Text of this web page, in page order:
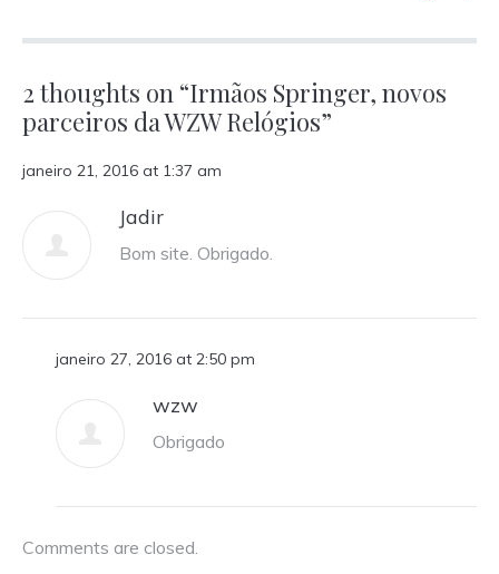
2 thoughts on “Irmãos Springer, novos
parceiros da WZW Relógios”
janeiro 21, 2016 at 1:37 am
Jadir
Bom site. Obrigado.
janeiro 27, 2016 at 2:50 pm
wzw
Obrigado
Comments are closed.